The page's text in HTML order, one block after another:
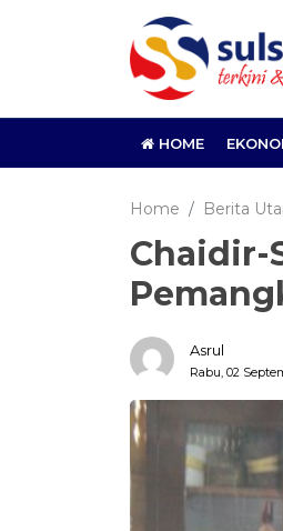
HOME
Home Berita
Chaidir-
Asrul
Rabu, 02